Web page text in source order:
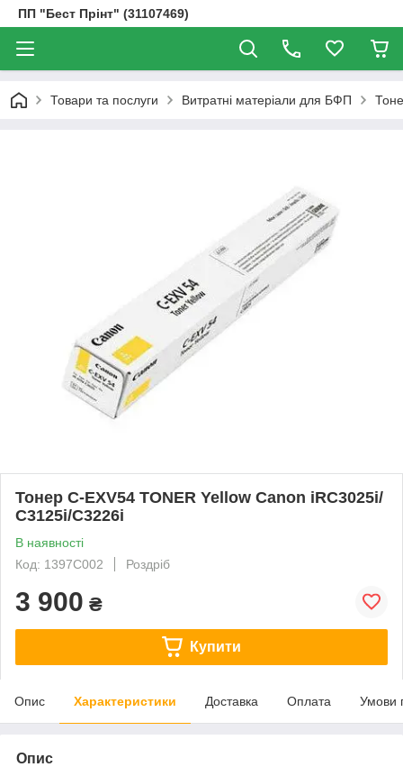
ПП "Бест Прінт" (31107469)
Товари та послуги Витратні матеріали для БФП
Тонер C-EXV54 TONER Yellow Canon iRC3025i/
С3125i/C3226i
В наявності
Код: 1397C002
Роздріб
3 900 ₴
Купити
Опис Характеристики Доставка Оплата Умови
Опис